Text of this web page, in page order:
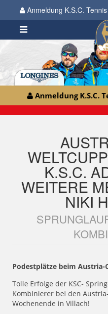
Anmeldung K.S.C.
Anmeldung K.S.C.
K.S.C.
WEITERE
NIKI
Podestplätze beim Austria-
Tolle Erfolge der KSC-
Kombinierer bei den
Wochenende in Villach!